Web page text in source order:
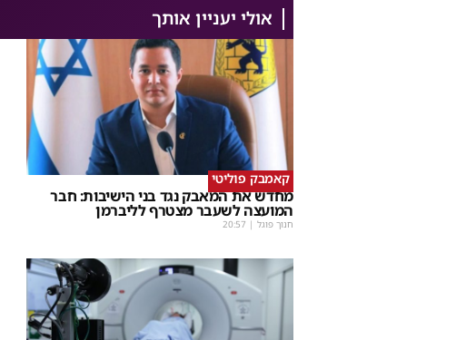
אולי יעניין אותך
קאמבק פוליטי
מחדש את המאבק נגד בני הישיבות: חבר
המועצה לשעבר מצטרף לליברמן
חנוך פוגל |
20:57